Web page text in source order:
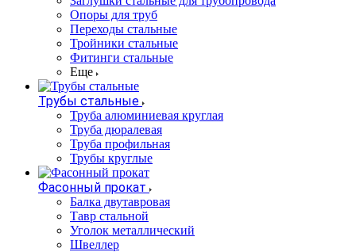
Опоры для труб
Переходы стальные
Тройники стальные
Фитинги стальные
Еще
Трубы стальные
Труба алюминиевая круглая
Труба дюралевая
Труба профильная
Трубы круглые
Фасонный прокат
Балка двутавровая
Тавр стальной
Уголок металлический
Швеллер